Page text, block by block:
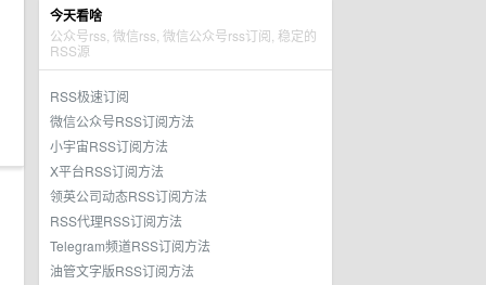
今天看啥
公众号rss, 微信rss, 微信公众号rss订阅, 稳定的
RSS源
RSS极速订阅
微信公众号RSS订阅方法
小宇宙RSS订阅方法
X平台RSS订阅方法
领英公司动态RSS订阅方法
RSS代理RSS订阅方法
Telegram频道RSS订阅方法
油管文字版RSS订阅方法